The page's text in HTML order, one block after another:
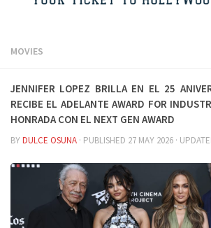
MOVIES
Jennifer Lopez Brilla en el 25
Recibe el Adelante Award for
Honrada con el Next Gen Award
BYDULCE OSUNA · PUBLISHED 27 MAY 2026 ·